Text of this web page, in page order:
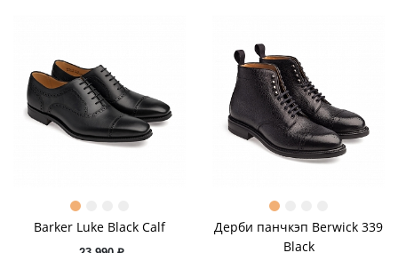
Barker Luke Black Calf
Дерби панчкэп Berwick 339
Black